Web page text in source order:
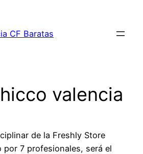
CF Baratas
valencia
de la Freshly Store
por 7 profesionales, será el